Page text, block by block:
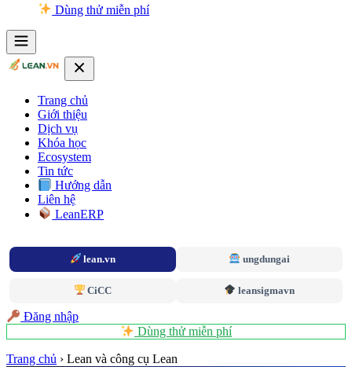
Dùng thử miễn phí
Trang chủ
Giới thiệu
Dịch vụ
Khóa học
Ecosystem
Tin tức
Hướng dẫn
Liên hệ
LeanERP
lean.vn ungdungai
CiCC leansigmavn
Đăng nhập
Dùng thử miễn phí
Trang chủ › Lean và công cụ Lean